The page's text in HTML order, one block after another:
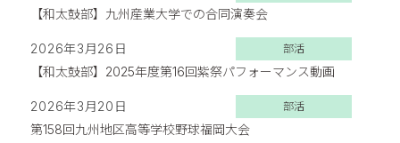
【和太鼓部】九州産業大学での合同演奏会
2026年3月26日 部活
【和太鼓部】2025年度第16回紫祭パフォーマンス動画
2026年3月20日 部活
第158回九州地区高等学校野球福岡大会